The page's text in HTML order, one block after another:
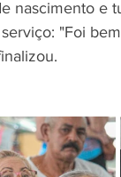
nascimento e
"Foi